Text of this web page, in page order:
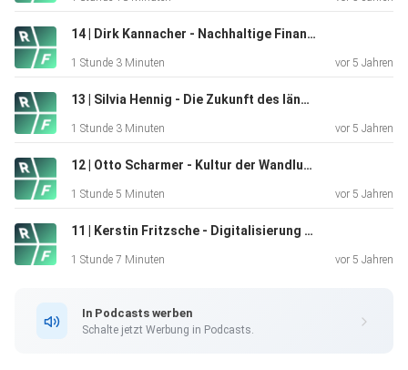
verwirklichen. Das
Ganze machen sie mithilfe von klugen Innovationen,
sinnvollen
Accelerator wurde
gerade erneut von Fast Company als eines der besten
aufgrund ihres
einzigartigen Teams und wegen der etlichen erfolgreichen
und Entwicklungen, die sie bereits in Ländern wie Libanon,
Süd-Sudan oder Nigeria umgesetzt haben.
14 | Dirk Kannacher - Nachhaltige Finanzwende
1 Stunde 3 Minuten vor 5 Jahren
13 | Silvia Hennig - Die Zukunft des ländlichen Raums
1 Stunde 3 Minuten vor 5 Jahren
12 | Otto Scharmer - Kultur der Wandlungsfähigkeit
1 Stunde 5 Minuten vor 5 Jahren
11 | Kerstin Fritzsche - Digitalisierung im globalen Süden gerecht gestalten
1 Stunde 7 Minuten vor 5 Jahren
In Podcasts werben
Schalte jetzt Werbung in Podcasts.